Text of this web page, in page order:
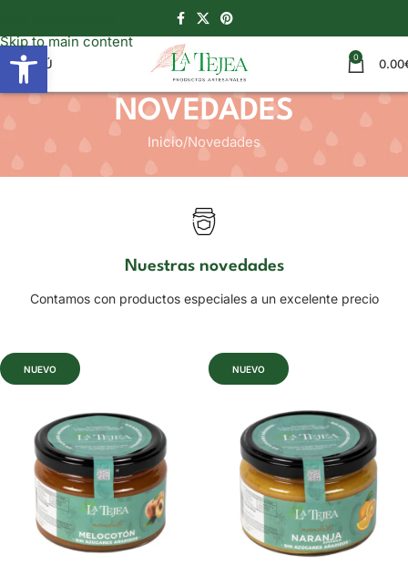
Skip to main content
MENÚ 0 0.00
NOVEDADES
Inicio Novedades
Nuestras novedades
Contamos con productos especiales a un excelente precio
NUEVO NUEVO
Abrir barra de herramientas